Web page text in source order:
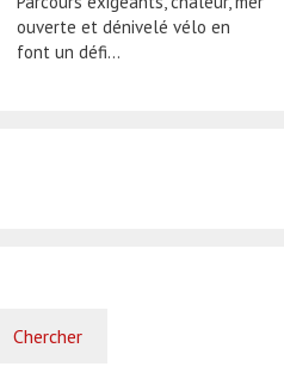
ouverte et dénivelé vélo en
font un défi…
Chercher